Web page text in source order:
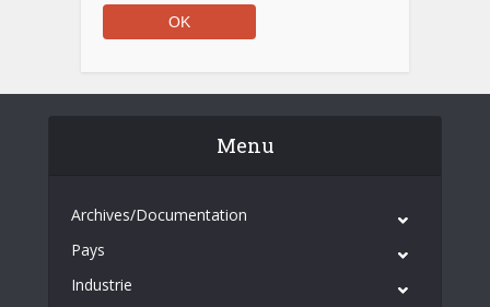
Menu
Archives/Documentation
Pays
Industrie